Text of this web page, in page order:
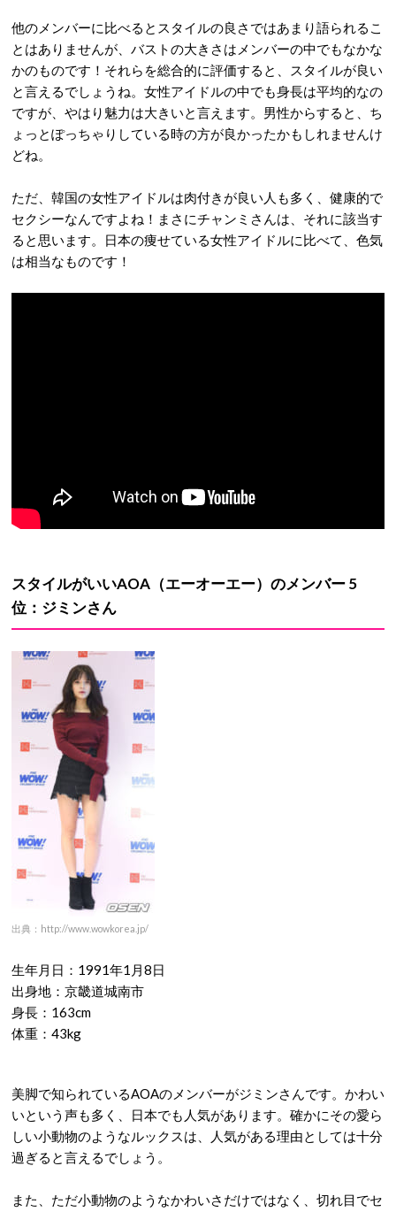
他のメンバーに比べるとスタイルの良さではあまり語られるこ
とはありませんが、バストの大きさはメンバーの中でもなかな
かのものです！それらを総合的に評価すると、スタイルが良い
と言えるでしょうね。女性アイドルの中でも身長は平均的なの
ですが、やはり魅力は大きいと言えます。男性からすると、ち
ょっとぽっちゃりしている時の方が良かったかもしれませんけ
どね。
ただ、韓国の女性アイドルは肉付きが良い人も多く、健康的で
セクシーなんですよね！まさにチャンミさんは、それに該当す
ると思います。日本の痩せている女性アイドルに比べて、色気
は相当なものです！
スタイルがいいAOA （エーオーエー）のメンバー5
位：ジミンさん
出典：http://www.wowkorea.jp/
生年月日：1991年1月8日
出身地：京畿道城南市
身長：163cm
体重：43kg
美脚で知られているAOAのメンバーがジミンさんです。かわい
いという声も多く、日本でも人気があります。確かにその愛ら
しい小動物のようなルックスは、人気がある理由としては十分
過ぎると言えるでしょう。
また、ただ小動物のようなかわいさだけではなく、切れ目でセ